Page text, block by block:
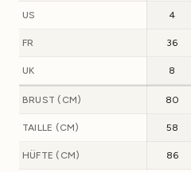
US 4
FR 36
UK 8
BRUST (CM) 80
TAILLE (CM) 58
HÜFTE (CM) 86